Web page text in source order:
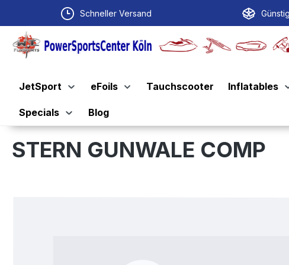
Zur Hauptnavigation springen
Schneller Versand
JetSport eFoils Tauchscooter Inflatables
Specials Blog
STERN GUNWALE COMP